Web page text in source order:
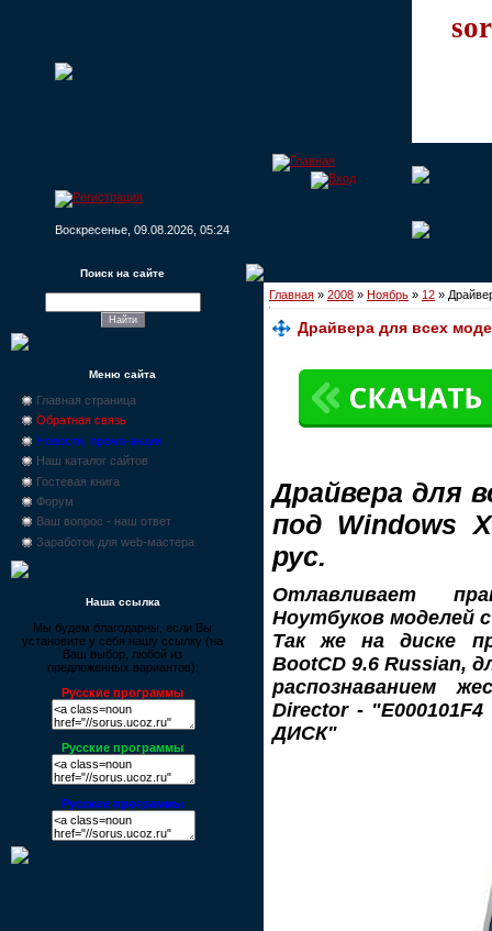
Воскресенье, 09.08.2026, 05:24
Поиск на сайте
Меню сайта
Главная страница
Обратная связь
Новости, промо-акции
Наш каталог сайтов
Гостевая книга
Форум
Ваш вопрос - наш ответ
Заработок для web-мастера
Наша ссылка
Мы будем благодарны, если Вы
установите у себя нашу ссылку (на
Ваш выбор, любой из
предложенных вариантов):
Русские программы
Русские программы
Русские программы
Главная » 2008 » Ноябрь » 12 »
Драйвера для всех
Драйвера для
под Windows
рус.
Отлавливает
Ноутбуков моделей с
Так же на диске
BootCD 9.6 Russian,
распознаванием
Director -
ДИСК"